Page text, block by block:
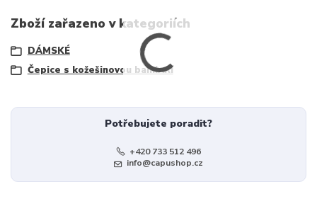
Zboží zařazeno v kategoriích
DÁMSKÉ
Čepice s kožešinovou bambulí
Potřebujete poradit?
+420 733 512 496
info@capushop.cz